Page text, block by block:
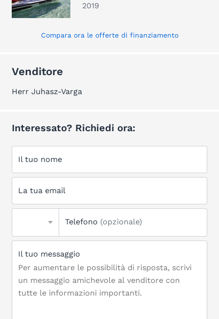
2019
Compara ora le offerte di finanziamento
Venditore
Herr Juhasz-Varga
Interessato? Richiedi ora:
Il tuo nome
La tua email
Telefono (opzionale)
Il tuo messaggio